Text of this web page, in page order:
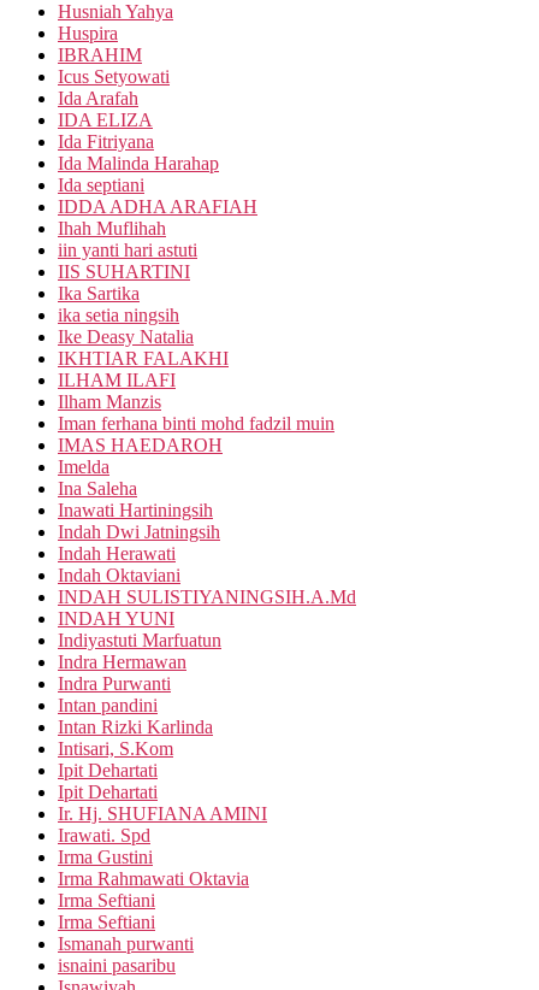
Husniah Yahya
Huspira
IBRAHIM
Icus Setyowati
Ida Arafah
IDA ELIZA
Ida Fitriyana
Ida Malinda Harahap
Ida septiani
IDDA ADHA ARAFIAH
Ihah Muflihah
iin yanti hari astuti
IIS SUHARTINI
Ika Sartika
ika setia ningsih
Ike Deasy Natalia
IKHTIAR FALAKHI
ILHAM ILAFI
Ilham Manzis
Iman ferhana binti mohd fadzil muin
IMAS HAEDAROH
Imelda
Ina Saleha
Inawati Hartiningsih
Indah Dwi Jatningsih
Indah Herawati
Indah Oktaviani
INDAH SULISTIYANINGSIH.A.Md
INDAH YUNI
Indiyastuti Marfuatun
Indra Hermawan
Indra Purwanti
Intan pandini
Intan Rizki Karlinda
Intisari, S.Kom
Ipit Dehartati
Ipit Dehartati
Ir. Hj. SHUFIANA AMINI
Irawati. Spd
Irma Gustini
Irma Rahmawati Oktavia
Irma Seftiani
Irma Seftiani
Ismanah purwanti
isnaini pasaribu